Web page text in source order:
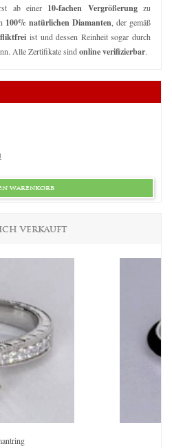
ab einer 10-fachen Vergrößerungzu
100% natürlichen Diamanten , der gemäß
ist und dessen Reinheit sogar durch
Alle Zertifikate sindonline verifizierbar.
warenkorb
VERKAUFT